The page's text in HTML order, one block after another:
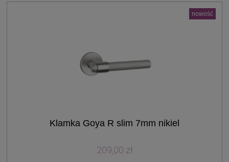
Klamka Goya R slim 7mm nikiel
209,00 zł
nowość